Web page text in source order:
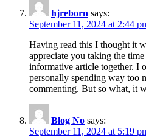
hjreborn says:
September 11, 2024 at 2:44
Having read this I thought it
appreciate you taking the
informative article together. I
personally spending way too
commenting. But so what, it
Blog No says:
September 11, 2024 at 5:19